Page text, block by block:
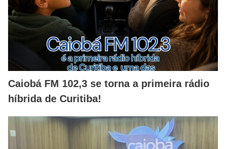
Caiobá FM 102,3 se torna a primeira rádio
híbrida de Curitiba!